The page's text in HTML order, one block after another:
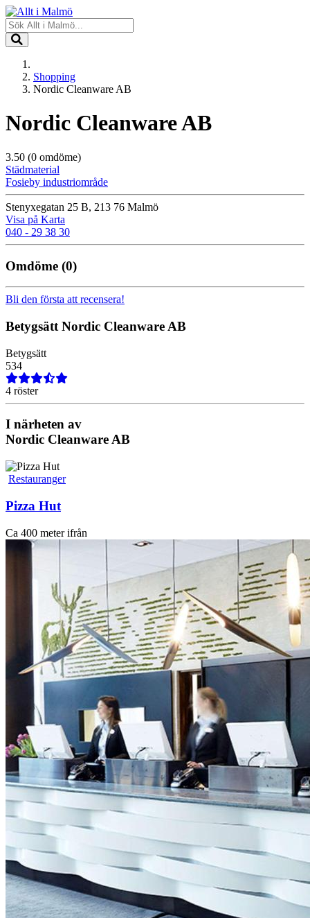
Shopping
Nordic Cleanware AB
Nordic Cleanware AB
3.50 (0 omdöme)
Städmaterial
Fosieby industriområde
Stenyxegatan 25 B, 213 76 Malmö
Visa på Karta
040 - 29 38 30
Omdöme (0)
Bli den första att recensera!
Betygsätt Nordic Cleanware AB
Betygsätt
534
4 röster
I närheten av
Nordic Cleanware AB
Restauranger
Pizza Hut
Ca 400 meter ifrån